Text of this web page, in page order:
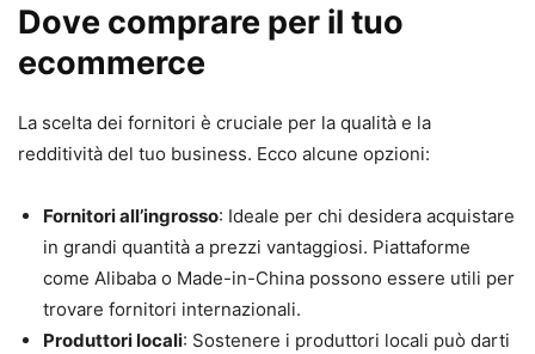
Dove comprare per il tuo
ecommerce
La scelta dei fornitori è cruciale per la qualità e la
redditività del tuo business. Ecco alcune opzioni:
Fornitori all’ingrosso: Ideale per chi desidera acquistare
in grandi quantità a prezzi vantaggiosi. Piattaforme
come Alibaba o Made-in-China possono essere utili per
trovare fornitori internazionali.
Produttori locali: Sostenere i produttori locali può darti